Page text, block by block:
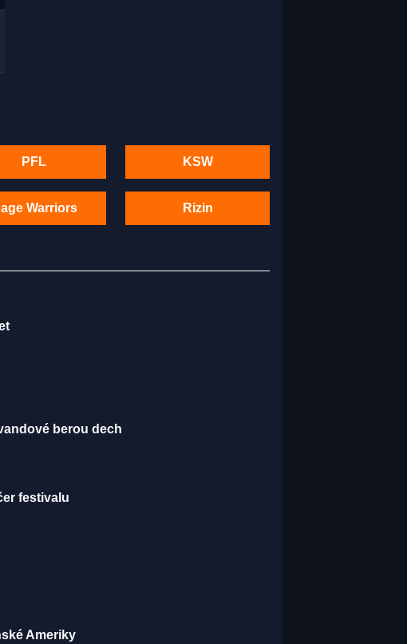
PFL KSW
Warriors Rizin
berou dech
festivalu
Ameriky